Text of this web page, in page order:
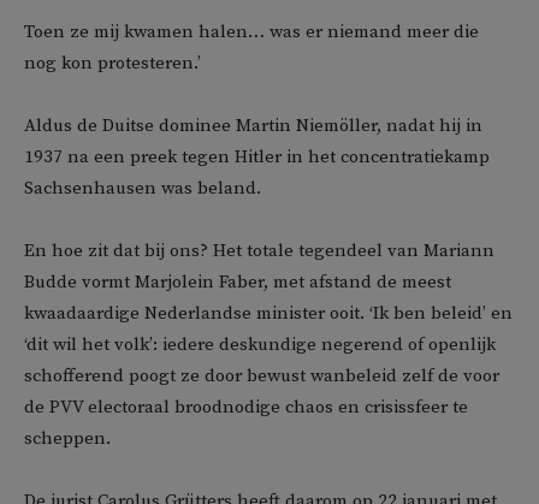
Toen ze mij kwamen halen… was er niemand meer die
nog kon protesteren.’
Aldus de Duitse dominee Martin Niemöller, nadat hij in
1937 na een preek tegen Hitler in het concentratiekamp
Sachsenhausen was beland.
En hoe zit dat bij ons? Het totale tegendeel van Mariann
Budde vormt Marjolein Faber, met afstand de meest
kwaadaardige Nederlandse minister ooit. ‘Ik ben beleid’ en
‘dit wil het volk’: iedere deskundige negerend of openlijk
schofferend poogt ze door bewust wanbeleid zelf de voor
de PVV electoraal broodnodige chaos en crisissfeer te
scheppen.